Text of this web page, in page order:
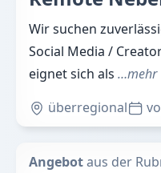
Wir suchen
Social Media /
eignet sich als …mehr
überregional
Angebotaus der